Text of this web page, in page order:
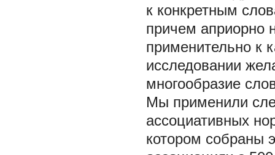
к конкретным
причем априорно
применительно к
исследовании
многообразие
Мы применили
ассоциативных
котором собраны